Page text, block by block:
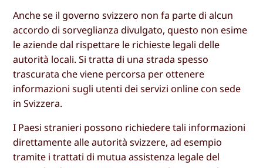
Anche se il governo svizzero non fa parte di alcun
accordo di sorveglianza divulgato, questo non esime
le aziende dal rispettare le richieste legali delle
autorità locali. Si tratta di una strada spesso
trascurata che viene percorsa per ottenere
informazioni sugli utenti dei servizi online con sede
in Svizzera.
I Paesi stranieri possono richiedere tali informazioni
direttamente alle autorità svizzere, ad esempio
tramite i trattati di mutua assistenza legale del